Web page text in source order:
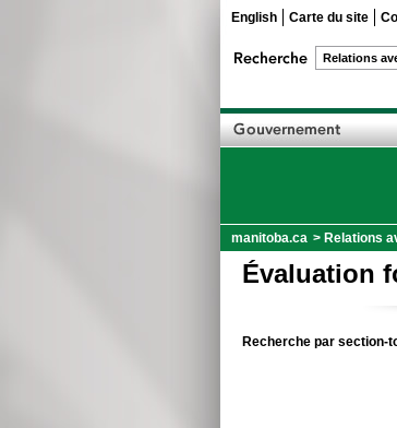
English Carte du site
manitoba.ca > Relations
Évaluation
Recherche par section-